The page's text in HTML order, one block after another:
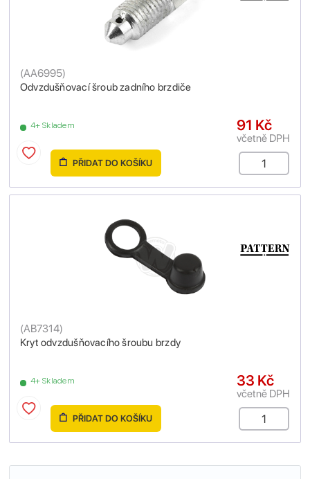
Odvzdušňovací šroub zadního brzdiče
(AA6995)
4+ Skladem 91 Kč
včetně DPH
PŘIDAT DO KOŠÍKU
Kryt odvzdušňovacího šroubu brzdy
(AB7314)
4+ Skladem 33 Kč
včetně DPH
PŘIDAT DO KOŠÍKU